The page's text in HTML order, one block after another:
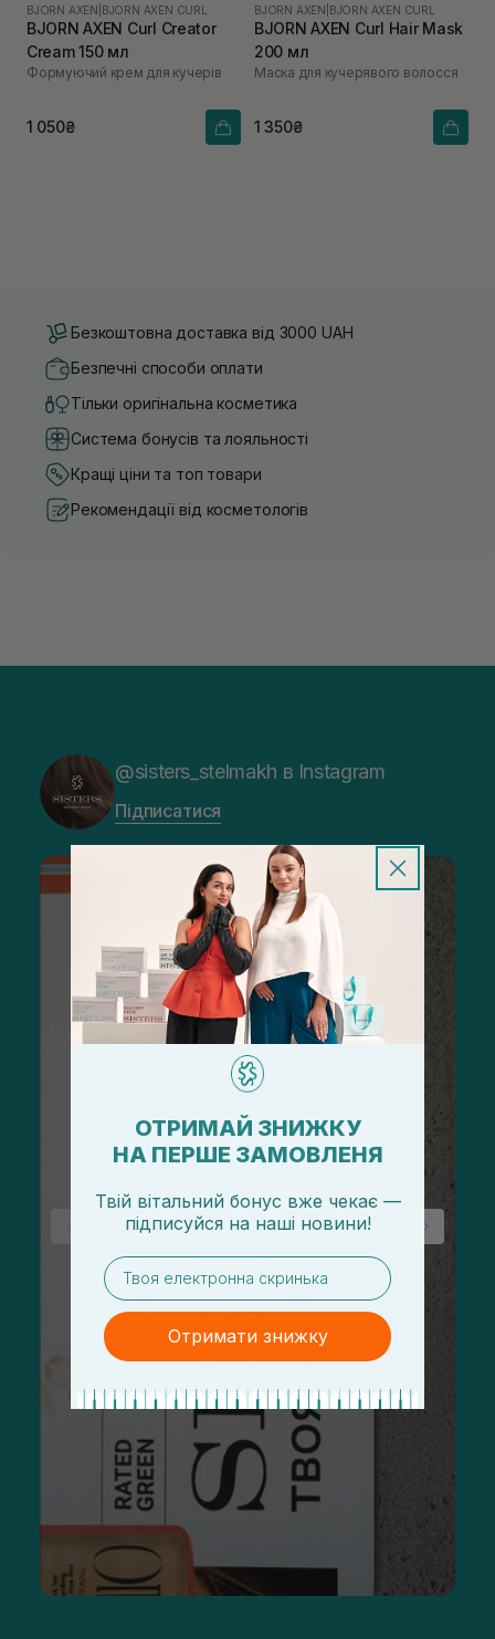
BJORN AXEN BJORN AXEN CURL
BJORN AXEN Curl Creator
Cream 150 мл
Формуючий крем для кучерів
1 050₴
BJORN AXEN BJORN AXEN CURL
BJORN AXEN Curl Hair Mask
200 мл
Маска для кучерявого волосся
1 350₴
Безкоштовна доставка від 3000 UAH
Безпечні способи оплати
Тільки оригінальна косметика
Система бонусів та лояльності
Кращі ціни та топ товари
Рекомендації від косметологів
@sisters_stelmakh в Instagram
Підписатися
ОТРИМАЙ ЗНИЖКУ
НА ПЕРШЕ ЗАМОВЛЕНЯ
Твій вітальний бонус вже чекає —
підписуйся на наші новини!
email
Отримати знижку